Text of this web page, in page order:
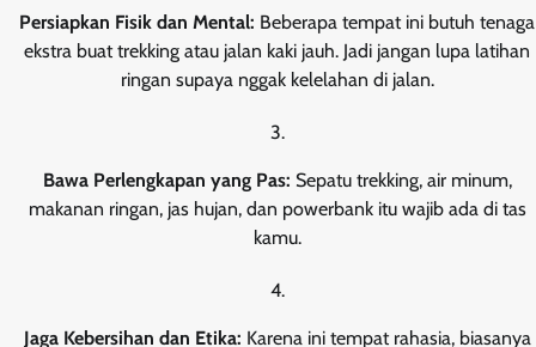
Persiapkan Fisik dan Mental: Beberapa tempat ini butuh tenaga
ekstra buat trekking atau jalan kaki jauh. Jadi jangan lupa latihan
ringan supaya nggak kelelahan di jalan.
Bawa Perlengkapan yang Pas: Sepatu trekking, air minum,
makanan ringan, jas hujan, dan powerbank itu wajib ada di tas
kamu.
Jaga Kebersihan dan Etika: Karena ini tempat rahasia, biasanya